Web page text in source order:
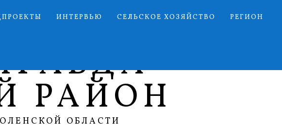
ИНТЕРВЬЮ СЕЛЬСКОЕ ХОЗЯЙСТВО РЕГИОН
РАЙОН
ОБЛАСТИ